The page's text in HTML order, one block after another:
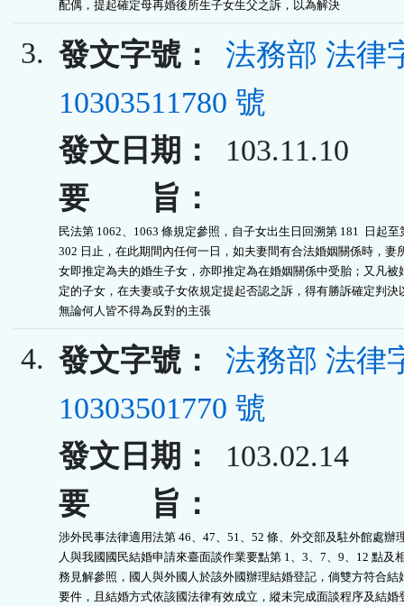
配偶，提起確定母再婚後所生子女生父之訴，以為解決
3. 發文字號：
法務部 法律
10303511780 號
發文日期：
103.11.10
要 旨：
民法第 1062、1063 條規定參照，自子女出生日回溯第 181  日起至
302 日止，在此期間內任何一日，如夫妻間有合法婚姻關係時，妻
女即推定為夫的婚生子女，亦即推定為在婚姻關係中受胎；又凡被
定的子女，在夫妻或子女依規定提起否認之訴，得有勝訴確定判決
無論何人皆不得為反對的主張
4. 發文字號：
法務部 法律
10303501770 號
發文日期：
103.02.14
要 旨：
涉外民事法律適用法第 46、47、51、52 條、外交部及駐外館處辦
人與我國國民結婚申請來臺面談作業要點第 1、3、7、9、12 點及
務見解參照，國人與外國人於該外國辦理結婚登記，倘雙方符合結
要件，且結婚方式依該國法律有效成立，縱未完成面談程序及結婚